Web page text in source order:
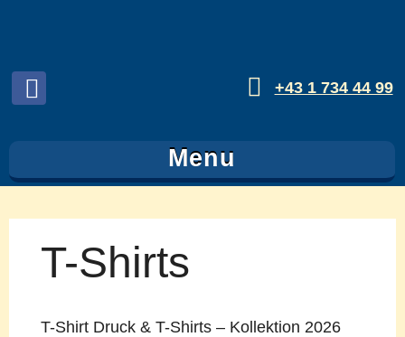
+43 1 734 44 99
Facebook
Menu
T-Shirts
T-Shirt Druck & T-Shirts – Kollektion 2026